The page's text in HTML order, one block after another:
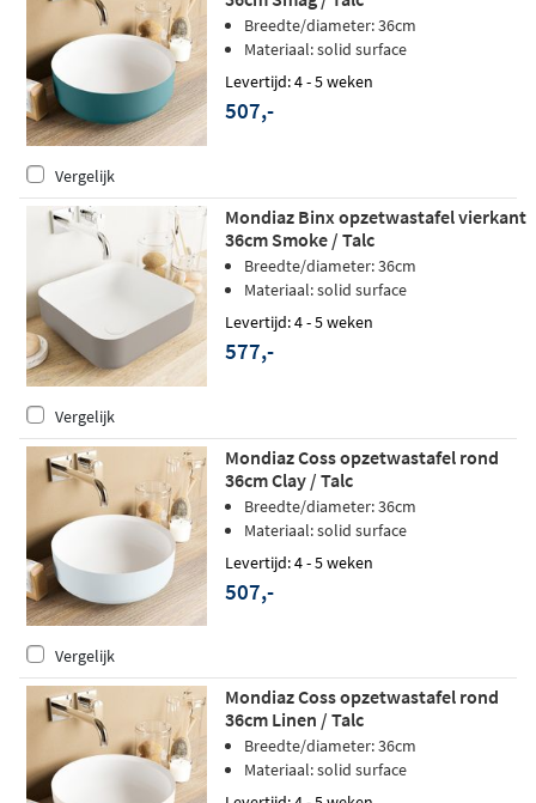
Breedte/diameter: 36cm
Materiaal: solid surface
Levertijd: 4 - 5 weken
507,-
Vergelijk
Mondiaz Binx opzetwastafel vierkant
36cm Smoke / Talc
Breedte/diameter: 36cm
Materiaal: solid surface
Levertijd: 4 - 5 weken
577,-
Vergelijk
Mondiaz Coss opzetwastafel rond
36cm Clay / Talc
Breedte/diameter: 36cm
Materiaal: solid surface
Levertijd: 4 - 5 weken
507,-
Vergelijk
Mondiaz Coss opzetwastafel rond
36cm Linen / Talc
Breedte/diameter: 36cm
Materiaal: solid surface